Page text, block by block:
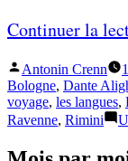
Continuer la
Publié
par
Antonin Crenn
Bologne, Dante
voyage, les langues,
Ravenne, Rimini